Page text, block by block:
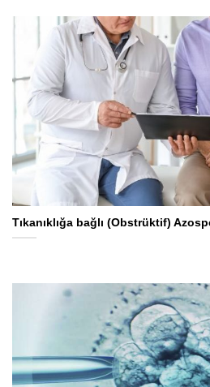
Tıkanıklığa bağlı (Obstrüktif)